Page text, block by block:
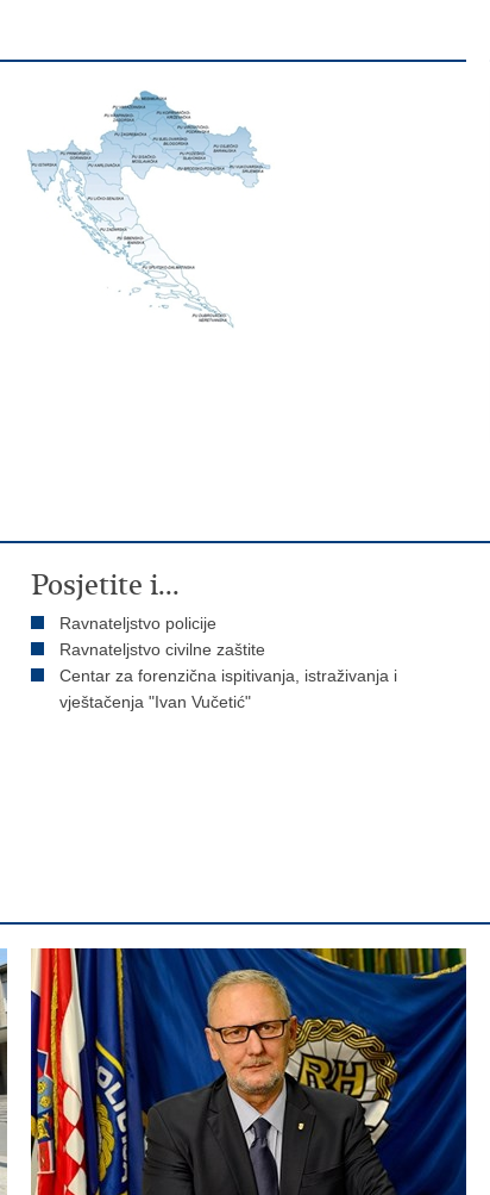
Posjetite i...
Ravnateljstvo policije
Ravnateljstvo civilne zaštite
Centar za forenzična ispitivanja, istraživanja i
vještačenja "Ivan Vučetić"